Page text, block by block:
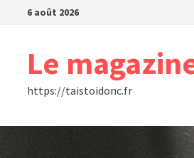
Passer6 août 2026
Le
https://taistoidonc.fr